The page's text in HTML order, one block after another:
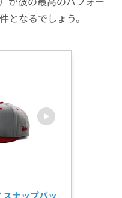
となるでしょう。
ナップバッ